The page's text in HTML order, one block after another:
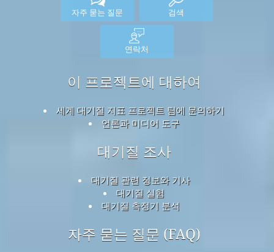
자주 묻는 질문 검색
연락처
이 프로젝트에 대하여
세계 대기질 지표 프로젝트 팀에 문의하기
언론과 미디어 도구
대기질 조사
대기질 관련 정보와 기사
대기질 실험
대기질 측정기 분석
자주 묻는 질문 (FAQ)